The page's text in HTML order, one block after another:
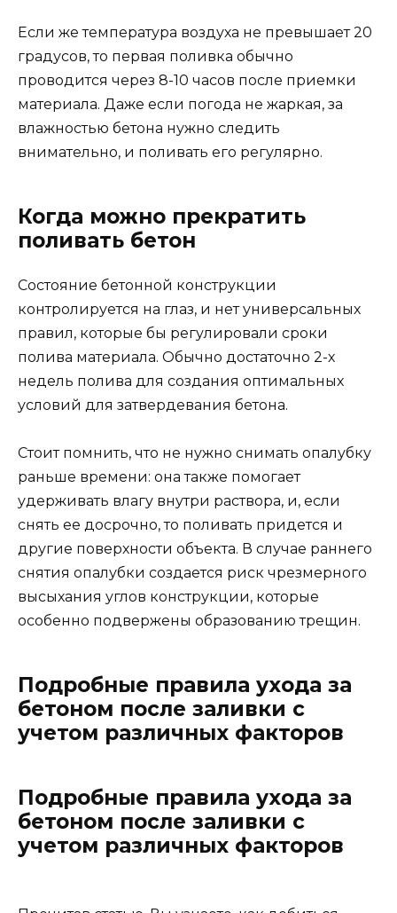
Если же температура воздуха не превышает 20
градусов, то первая поливка обычно
проводится через 8-10 часов после приемки
материала. Даже если погода не жаркая, за
влажностью бетона нужно следить
внимательно, и поливать его регулярно.
Когда можно прекратить
поливать бетон
Состояние бетонной конструкции
контролируется на глаз, и нет универсальных
правил, которые бы регулировали сроки
полива материала. Обычно достаточно 2-х
недель полива для создания оптимальных
условий для затвердевания бетона.
Стоит помнить, что не нужно снимать опалубку
раньше времени: она также помогает
удерживать влагу внутри раствора, и, если
снять ее досрочно, то поливать придется и
другие поверхности объекта. В случае раннего
снятия опалубки создается риск чрезмерного
высыхания углов конструкции, которые
особенно подвержены образованию трещин.
Подробные правила ухода за
бетоном после заливки с
учетом различных факторов
Подробные правила ухода за
бетоном после заливки с
учетом различных факторов